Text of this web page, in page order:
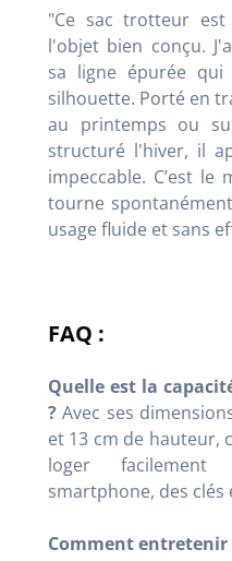
"Ce sac trotteur
l'objet bien conçu.
sa ligne épurée
silhouette. Porté en
au printemps ou
structuré l'hiver, il
impeccable. C’est
tourne
usage fluide et sans
FAQ :
Quelle est la
? Avec ses
et 13 cm de hauteur,
loger
smartphone, des
Comment entretenir